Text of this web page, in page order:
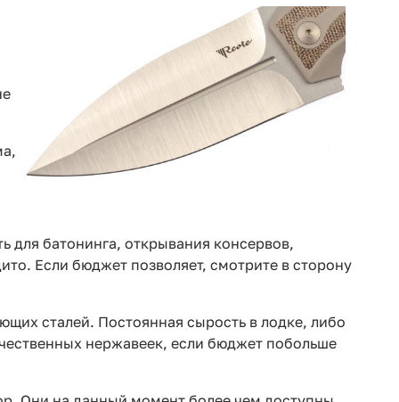
для батонинга, открывания консервов,
Если бюджет позволяет, смотрите в сторону
сталей. Постоянная сырость в лодке, либо
нержавеек, если бюджет побольше